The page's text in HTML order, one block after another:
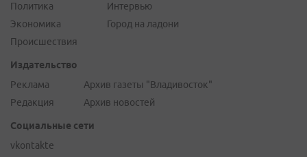
Политика
Экономика
Происшествия
Интервью
Город на ладони
Издательство
Реклама
Редакция
Архив газеты "Владивосток"
Архив новостей
Социальные сети
vkontakte